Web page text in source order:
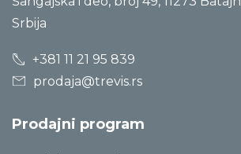
Srbija
+381 11 21 95 839
prodaja@trevis.rs
Prodajni program